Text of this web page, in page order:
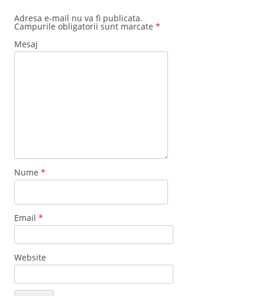
Adresa e-mail nu va fi publicata.
Campurile obligatorii sunt marcate *
Mesaj
Nume *
Email *
Website